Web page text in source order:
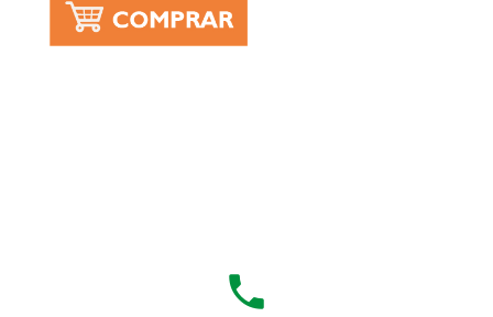
local_phone